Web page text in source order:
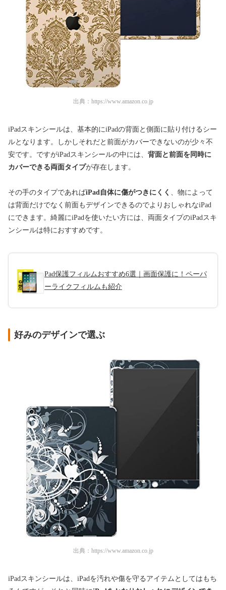
出典： https://www.amazon.co.jp
iPadスキンシールは、基本的にiPadの背面と側面に貼り付けるシー
ルとなります。しかしそれだと前面がカバーできないのが少々不
安です。ですがiPadスキンシールの中には、 背面と前面を同時に
カバーできる両面タイプが存在します。
その手のタイプであればiPad自体に傷がつきにくく
、物によって
は背面だけでなく前面もデザインできるのでよりおしゃれなiPad
にできます。綺麗にiPadを使いたい方には、両面タイプのiPadスキ
ンシールは特におすすめです。
Pad保護フィルムおすすめ6選｜画面保護に！ペーパ
ーライクフィルムも紹介
好みのデザインで選ぶ
出典： https://www.amazon.co.jp
iPadスキンシールは、iPadを汚れや傷を守るアイテムとしてはもち